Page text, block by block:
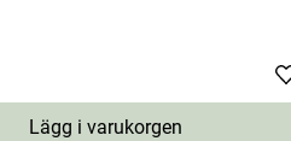
Lägg i varukorgen